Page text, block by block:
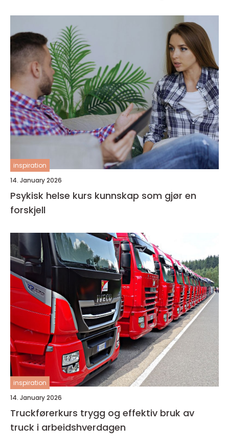
inspiration
14. January 2026
Psykisk helse kurs kunnskap som gjør en
forskjell
inspiration
14. January 2026
Truckførerkurs trygg og effektiv bruk av
truck i arbeidshverdagen